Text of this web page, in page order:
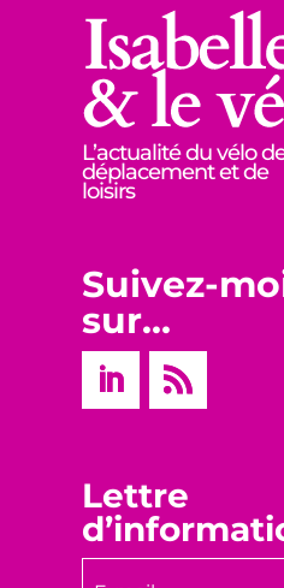
L’actualité du vélo
déplacement et de
loisirs
Suivez-
sur…
Lettre